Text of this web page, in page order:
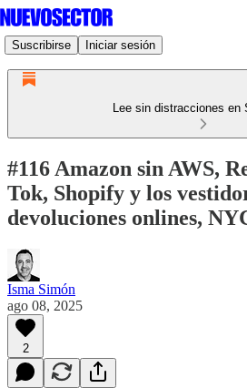
Suscribirse Iniciar sesión
Lee sin distracciones en
#116 Amazon sin AWS,
Tok, Shopify y los
devoluciones onlines,
Isma Simón
ago 08, 2025
2